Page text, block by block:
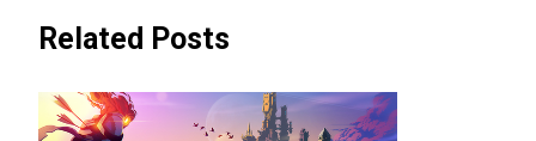
Related Posts